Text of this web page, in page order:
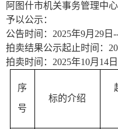
阿图什市机关事务管理中
予以公示 ：
公告时间： 2025年9月 29 日
拍卖结果公示起止时间：
拍卖时间： 2025年10月 14 日
序
号
标的介绍